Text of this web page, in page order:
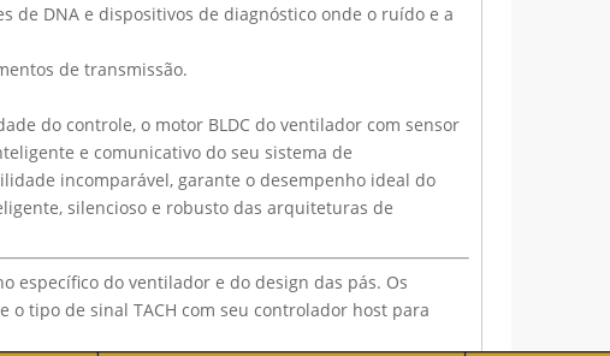
de DNA e dispositivos de diagnóstico onde o ruído e a
de transmissão.
do controle, o motor BLDC do ventilador com sensor
e comunicativo do seu sistema de
incomparável, garante o desempenho ideal do
silencioso e robusto das arquiteturas de
específico do ventilador e do design das pás. Os
o tipo de sinal TACH com seu controlador host para